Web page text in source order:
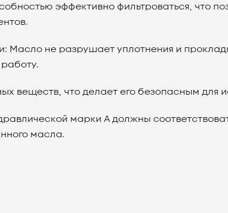
эффективно фильтроваться, что
Масло не разрушает уплотнения и
веществ, что делает его безопасным
марки А должны
масла.